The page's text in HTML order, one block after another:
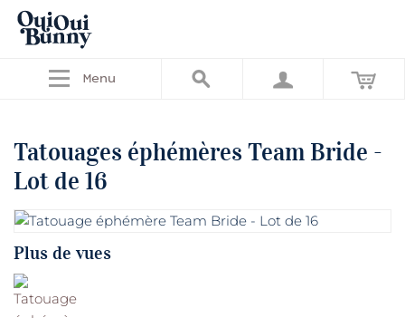
Menu
Tatouages éphémères Team Bride -
Lot de 16
Plus de vues